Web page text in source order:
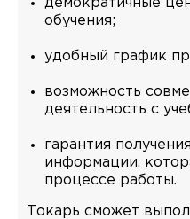
демократичные
обучения;
удобный график
возможность
деятельность с
гарантия
информации,
процессе работы.
Токарь сможет